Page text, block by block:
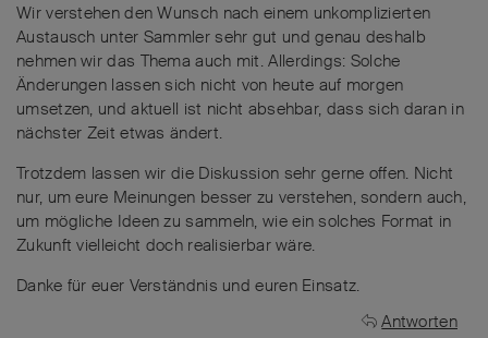
Wir verstehen den Wunsch nach einem unkomplizierten
Austausch unter Sammler sehr gut und genau deshalb
nehmen wir das Thema auch mit. Allerdings: Solche
Änderungen lassen sich nicht von heute auf morgen
umsetzen, und aktuell ist nicht absehbar, dass sich daran in
nächster Zeit etwas ändert.
Trotzdem lassen wir die Diskussion sehr gerne offen. Nicht
nur, um eure Meinungen besser zu verstehen, sondern auch,
um mögliche Ideen zu sammeln, wie ein solches Format in
Zukunft vielleicht doch realisierbar wäre.
Danke für euer Verständnis und euren Einsatz.
Antworten